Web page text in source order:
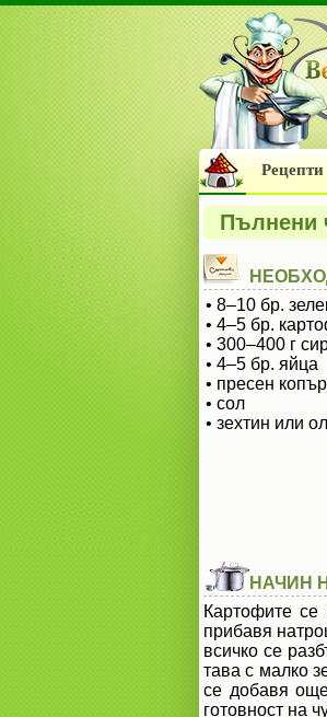
Рецепти
Пълнени
• 8–10 бр.
• 4–5 бр.
• 300–400 г
• 4–5 бр. яйца
• пресен копър
• сол
• зехтин или
НАЧИН
Картофите се
прибавя
всичко се
тава с малко
се добавя
готовност на